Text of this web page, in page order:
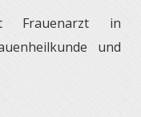
Frauenarzt in
und